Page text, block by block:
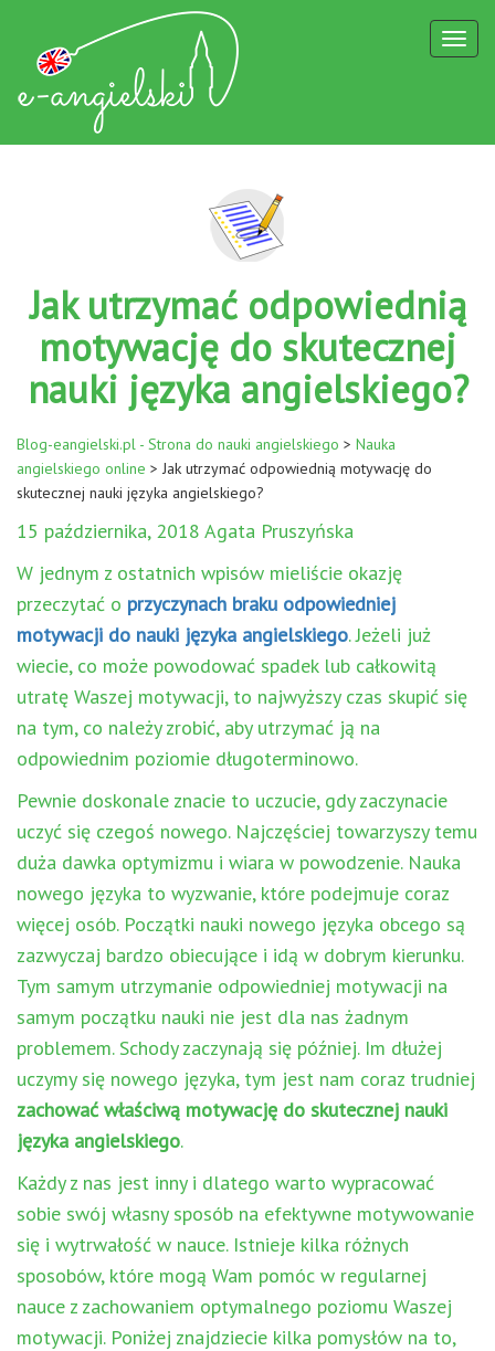
Jak utrzymać odpowiednią
motywację do skutecznej
nauki języka angielskiego?
Blog-eangielski.pl - Strona do nauki angielskiego > Nauka
angielskiego online > Jak utrzymać odpowiednią motywację do
skutecznej nauki języka angielskiego?
15 października, 2018 Agata Pruszyńska
W jednym z ostatnich wpisów mieliście okazję
przeczytać o przyczynach braku odpowiedniej
motywacji do nauki języka angielskiego. Jeżeli już
wiecie, co może powodować spadek lub całkowitą
utratę Waszej motywacji, to najwyższy czas skupić się
na tym, co należy zrobić, aby utrzymać ją na
odpowiednim poziomie długoterminowo.
Pewnie doskonale znacie to uczucie, gdy zaczynacie
uczyć się czegoś nowego. Najczęściej towarzyszy temu
duża dawka optymizmu i wiara w powodzenie. Nauka
nowego języka to wyzwanie, które podejmuje coraz
więcej osób. Początki nauki nowego języka obcego są
zazwyczaj bardzo obiecujące i idą w dobrym kierunku.
Tym samym utrzymanie odpowiedniej motywacji na
samym początku nauki nie jest dla nas żadnym
problemem. Schody zaczynają się później. Im dłużej
uczymy się nowego języka, tym jest nam coraz trudniej
zachować właściwą motywację do skutecznej nauki
języka angielskiego.
Każdy z nas jest inny i dlatego warto wypracować
sobie swój własny sposób na efektywne motywowanie
się i wytrwałość w nauce. Istnieje kilka różnych
sposobów, które mogą Wam pomóc w regularnej
nauce z zachowaniem optymalnego poziomu Waszej
motywacji. Poniżej znajdziecie kilka pomysłów na to,